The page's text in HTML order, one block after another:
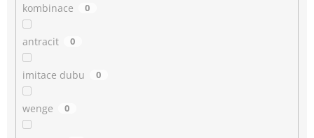
kombinace 0
antracit 0
imitace dubu 0
wenge 0